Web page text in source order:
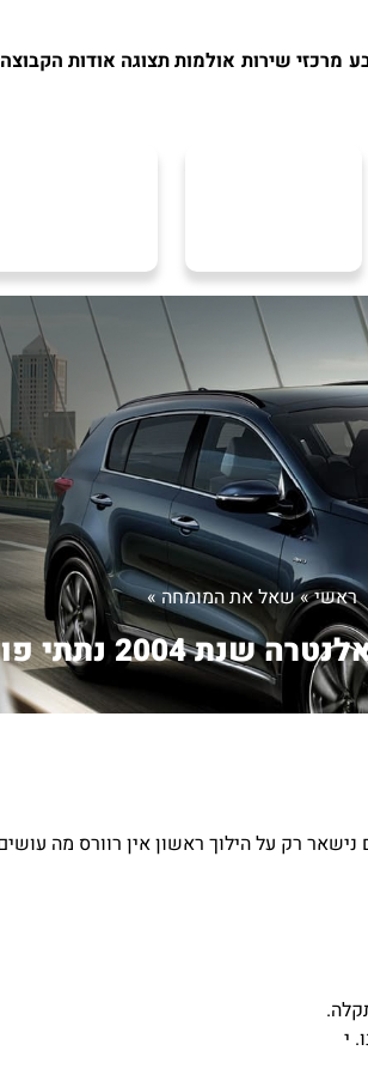
מרכזי שירות אולמות תצוגה אודות הקבוצה
ראשי»שאל את המומחה»
2004 נתתי פול...
י